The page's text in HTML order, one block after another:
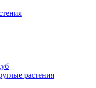
растения